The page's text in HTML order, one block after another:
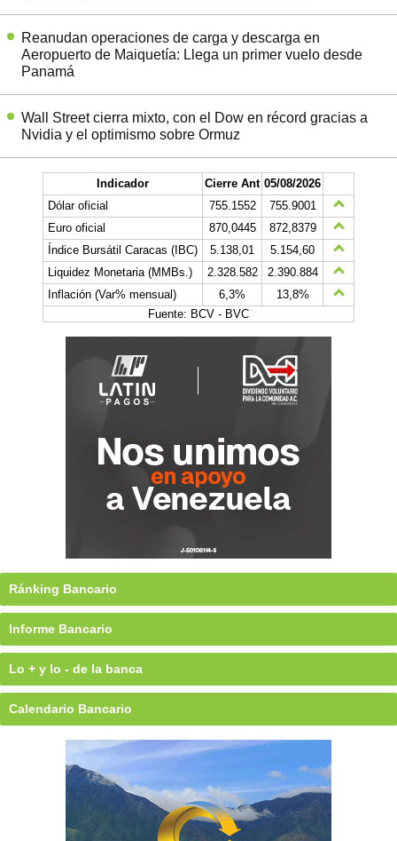
Reanudan operaciones de carga y descarga en
Aeropuerto de Maiquetía: Llega un primer vuelo desde
Panamá
Wall Street cierra mixto, con el Dow en récord gracias a
Nvidia y el optimismo sobre Ormuz
Indicador Cierre Ant 05/08/2026
Dólar oficial
755.1552
755.9001
Euro oficial
870,0445
872,8379
Índice Bursátil Caracas (IBC)
5.138,01
5.154,60
Liquidez Monetaria (MMBs.)
2.328.582
2.390.884
Inflación (Var% mensual)
6,3%
13,8%
Fuente: BCV - BVC
Ránking Bancario
Informe Bancario
Lo + y lo - de la banca
Calendario Bancario